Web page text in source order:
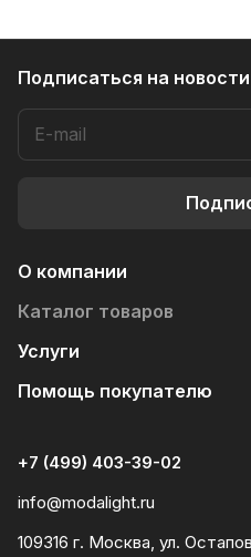
Подписаться на
О компании
Каталог товаров
Услуги
Помощь покупателю
+7 (499) 403-39-02
info@modalight.ru
109316 г. Москва, ул.